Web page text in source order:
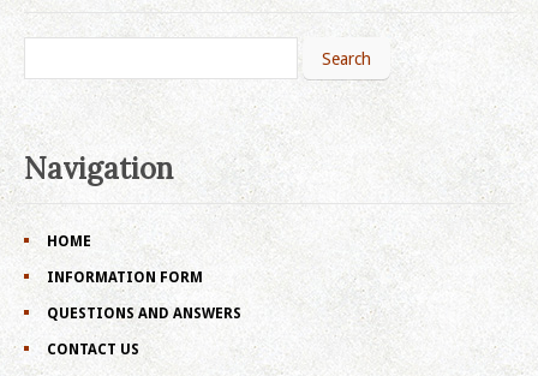
Navigation
HOME
INFORMATION FORM
QUESTIONS AND ANSWERS
CONTACT US